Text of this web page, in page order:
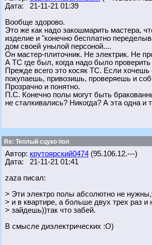
Дата: 21-11-21 01:39
Вообще здорово.
Это же как надо закошмарить мастера,
изделие и "конечно бесплатно
дом своей унылой персоной....
Он мастер-плиточник. Не электрик. Не
А ТС где был, когда надо было
Прежде всего это косяк ТС. Если хочешь
покупаешь, привозишь, проверяешь и
Прозрачно и понятно.
П.С. Конечно полы могут быть
не сталкивались? Никогда? А эта одна и
Re: Теплый сцуко пол
Автор: крутоярский0474 (95.106.12.---)
Дата: 21-11-21 01:41
zaza писал:
> Эти электро полы абсолютно не
> и в квартире, а больше двух трех раз
> зайдешь))так что забей.
В смысле диэлектрических :О)